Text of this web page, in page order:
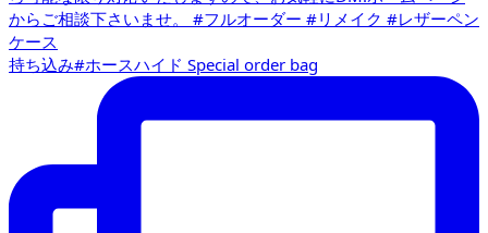
持ち込み#ホースハイド Special order bag